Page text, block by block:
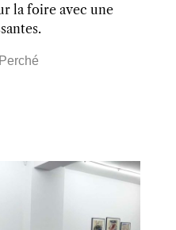
la foire avec une